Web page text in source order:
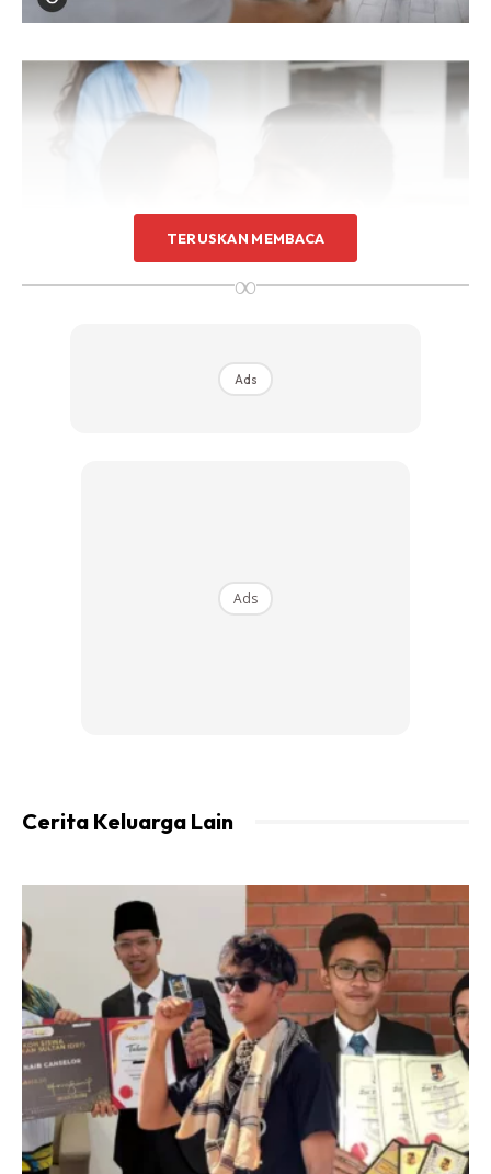
Aliff sebelum ini terpaksa menjalani kuarantin selepas tiba
kali pertama dengan anak keduanya, Aliff tidak
melepaskan peluang untuk melepaskan rasa rindunya
kerana belum pernah bersua muka secara langsung sejak
dari lahir.
TERUSKAN MEMBACA
∞
Ads
Ads
Cerita Keluarga Lain